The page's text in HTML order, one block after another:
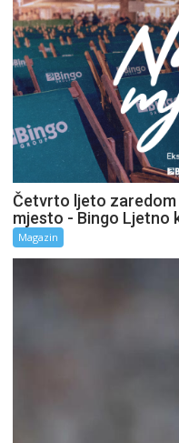
Četvrto ljeto
mjesto - Bingo Ljetno
Magazin